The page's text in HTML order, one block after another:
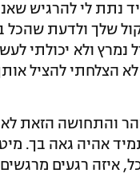
נתת לי להרגיש
שלך ולדעת
נמרץ ולא יכולתי
לא הצלחתי להציל
והתחושה הזאת לא
אהיה גאה בך.
איזה רגעים